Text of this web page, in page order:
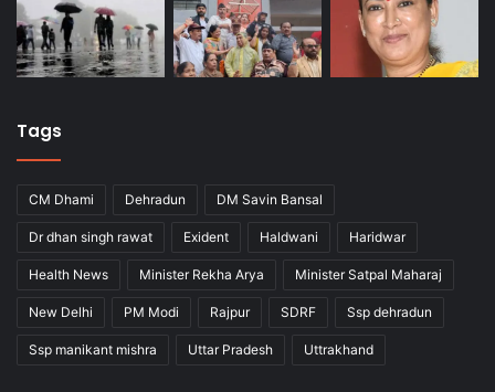
Tags
CM Dhami Dehradun DM Savin Bansal
Dr dhan singh rawat Exident Haldwani Haridwar
Health News Minister Rekha Arya Minister Satpal Maharaj
New Delhi PM Modi Rajpur SDRF Ssp dehradun
Ssp manikant mishra Uttar Pradesh Uttrakhand